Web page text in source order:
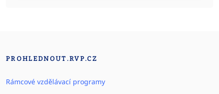
PROHLEDNOUT.RVP.CZ
Rámcové vzdělávací programy